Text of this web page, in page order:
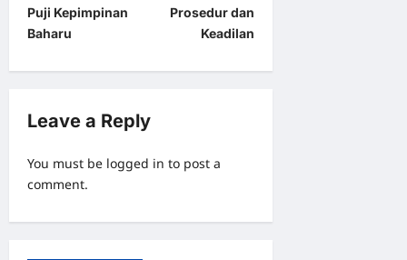
t
n
a
i
g
a
Puji Kepimpinan
Baharu
Prosedur dan
Keadilan
Leave a Reply
You must be logged in to post a
comment.